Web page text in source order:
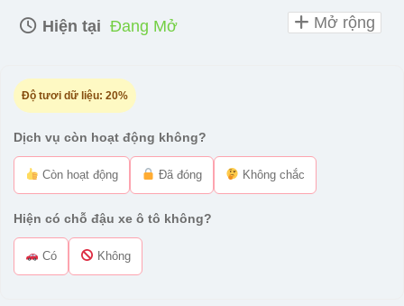
Hiện tại Đang Mở
Độ tươi dữ liệu: 20%
Dịch vụ còn hoạt động không?
Còn hoạt động Đã đóng Không chắc
Hiện có chỗ đậu xe ô tô không?
Có Không
Mở rộng